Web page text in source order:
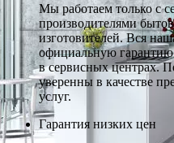
Мы работаем только с
производителями
изготовителей. Вся
официальную
в сервисных центрах.
уверенны в качестве
услуг.
Гарантия низких цен